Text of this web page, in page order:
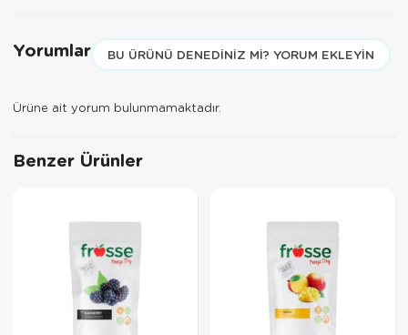
Yorumlar BU ÜRÜNÜ DENEDINIZ MI? YORUM EKLEYIN
Ürüne ait yorum bulunmamaktadır.
Benzer Ürünler